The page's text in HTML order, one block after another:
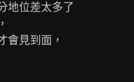
地位差太多了
會見到面，